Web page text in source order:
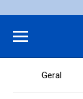
Geral